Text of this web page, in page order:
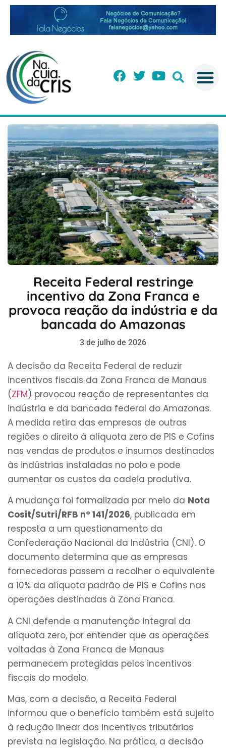
Receita Federal restringe
incentivo da Zona Franca e
provoca reação da indústria e da
bancada do Amazonas
3 de julho de 2026
A decisão da Receita Federal de reduzir
incentivos fiscais da Zona Franca de Manaus
(ZFM) provocou reação de representantes da
indústria e da bancada federal do Amazonas.
A medida retira das empresas de outras
regiões o direito à alíquota zero de PIS e Cofins
nas vendas de produtos e insumos destinados
às indústrias instaladas no polo e pode
aumentar os custos da cadeia produtiva.
A mudança foi formalizada por meio da Nota
Cosit/Sutri/RFB nº 141/2026, publicada em
resposta a um questionamento da
Confederação Nacional da Indústria (CNI). O
documento determina que as empresas
fornecedoras passem a recolher o equivalente
a 10% da alíquota padrão de PIS e Cofins nas
operações destinadas à Zona Franca.
A CNI defende a manutenção integral da
alíquota zero, por entender que as operações
voltadas à Zona Franca de Manaus
permanecem protegidas pelos incentivos
fiscais do modelo.
Mas, com a decisão, a Receita Federal
informou que o benefício também está sujeito
à redução linear dos incentivos tributários
prevista na legislação. Na prática, a decisão